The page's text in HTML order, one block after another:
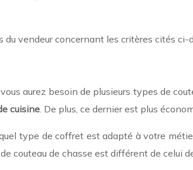
vendeur concernant les critères cités ci-
aurez besoin de plusieurs types de
cuisine. De plus, ce dernier est plus
type de coffret est adapté à votre
couteau de chasse est différent de celui